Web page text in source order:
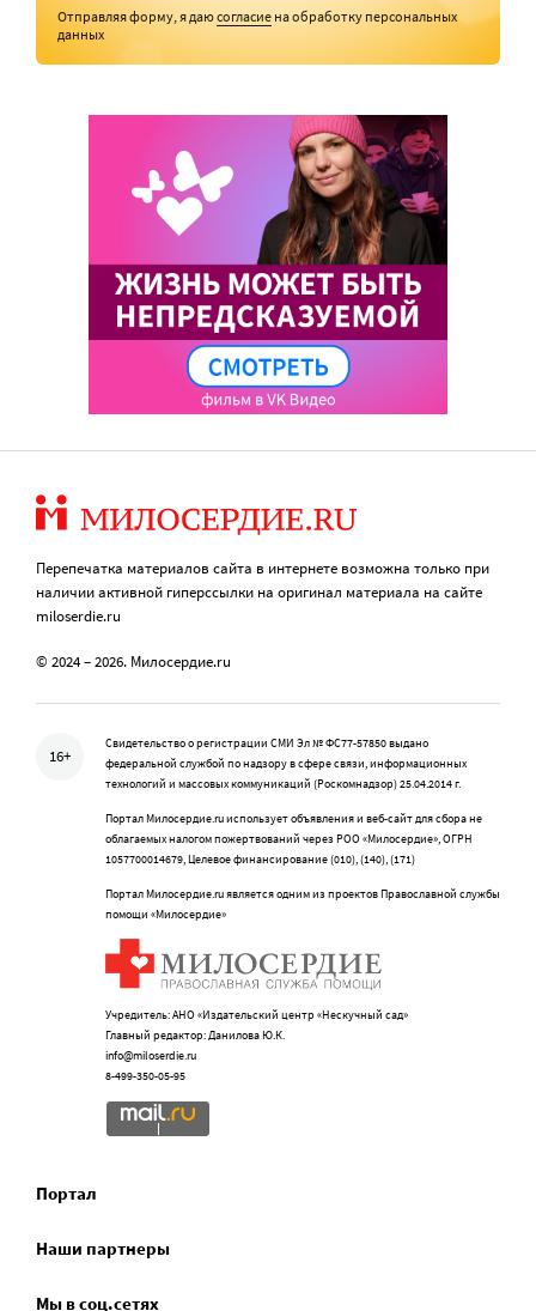
Отправляя форму, я даюсогласие на обработку персональных
данных
Перепечатка материалов сайта в интернете возможна только при
наличии активной гиперссылки на оригинал материала на сайте
miloserdie.ru
© 2024 – 2026. Милосердие.ru
16+
Свидетельство о регистрации СМИ Эл № ФС77-57850 выдано
федеральной службой по надзору в сфере связи, информационных
технологий и массовых коммуникаций (Роскомнадзор) 25.04.2014 г.
Портал Милосердие.ru использует объявления и веб-сайт для сбора не
облагаемых налогом пожертвований через РОО «Милосердие», ОГРН
1057700014679, Целевое финансирование (010), (140), (171)
Портал Милосердие.ru является одним из проектов Православной службы
помощи «Милосердие»
Учредитель: АНО «Издательский центр «Нескучный сад»
Главный редактор: Данилова Ю.К.
info@miloserdie.ru
8-499-350-05-95
Портал
Наши партнеры
Мы в соц.сетях